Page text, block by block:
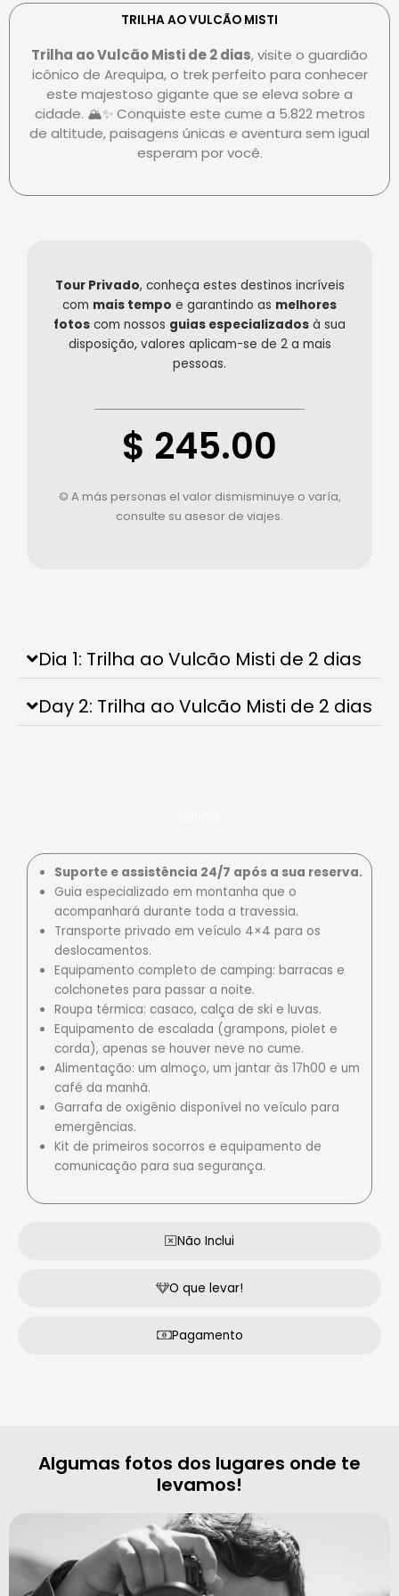
r
c
a
r
d
s
-
c
l
u
b
-
p
a
y
TRILHA AO VULCÃO MISTI
Trilha ao Vulcão Misti de 2 dias, visite o guardião
icônico de Arequipa, o trek perfeito para conhecer
este majestoso gigante que se eleva sobre a
cidade. 🏔️✨ Conquiste este cume a 5.822 metros
de altitude, paisagens únicas e aventura sem igual
esperam por você.
Tour Privado, conheça estes destinos incríveis
com mais tempo e garantindo as melhores
fotos com nossos guias especializados à sua
disposição, valores aplicam-se de 2 a mais
pessoas.
$ 245.00
© A más personas el valor dismisminuye o varía,
consulte su asesor de viajes.
Dia 1: Trilha ao Vulcão Misti de 2 dias
Day 2: Trilha ao Vulcão Misti de 2 dias
Não Inclui
O que levar!
Pagamento
Suporte e assistência 24/7 após a sua reserva.
Guia especializado em montanha que o
acompanhará durante toda a travessia.
Transporte privado em veículo 4×4 para os
deslocamentos.
Equipamento completo de camping: barracas e
colchonetes para passar a noite.
Roupa térmica: casaco, calça de ski e luvas.
Equipamento de escalada (grampons, piolet e
corda), apenas se houver neve no cume.
Alimentação: um almoço, um jantar às 17h00 e um
café da manhã.
Garrafa de oxigênio disponível no veículo para
emergências.
Kit de primeiros socorros e equipamento de
comunicação para sua segurança.
Algumas fotos dos lugares onde te
levamos!